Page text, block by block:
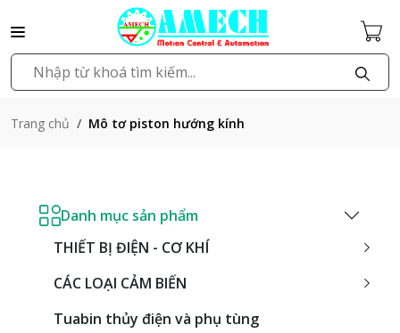
Trang chủ Mô tơ piston hướng kính
Danh mục sản phẩm
THIẾT BỊ ĐIỆN - CƠ KHÍ
CÁC LOẠI CẢM BIẾN
Tuabin thủy điện và phụ tùng